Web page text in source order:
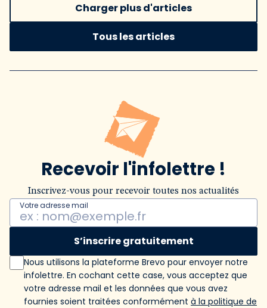
Charger plus d'articles
Tous les articles
Recevoir l'infolettre !
Inscrivez-vous pour recevoir toutes nos actualités
Votre adresse mail
S’inscrire gratuitement
Nous utilisons la plateforme Brevo pour envoyer notre
infolettre. En cochant cette case, vous acceptez que
votre adresse mail et les données que vous avez
fournies soient traitées conformément à la politique de